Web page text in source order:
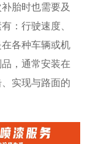
胎时也需要及
：行驶速度、
各种车辆或机
，通常安装在
实现与路面的